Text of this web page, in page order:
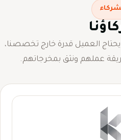
العميل قدرة خارج تخصصنا،
عملهم ونثق بمخرجاتهم.